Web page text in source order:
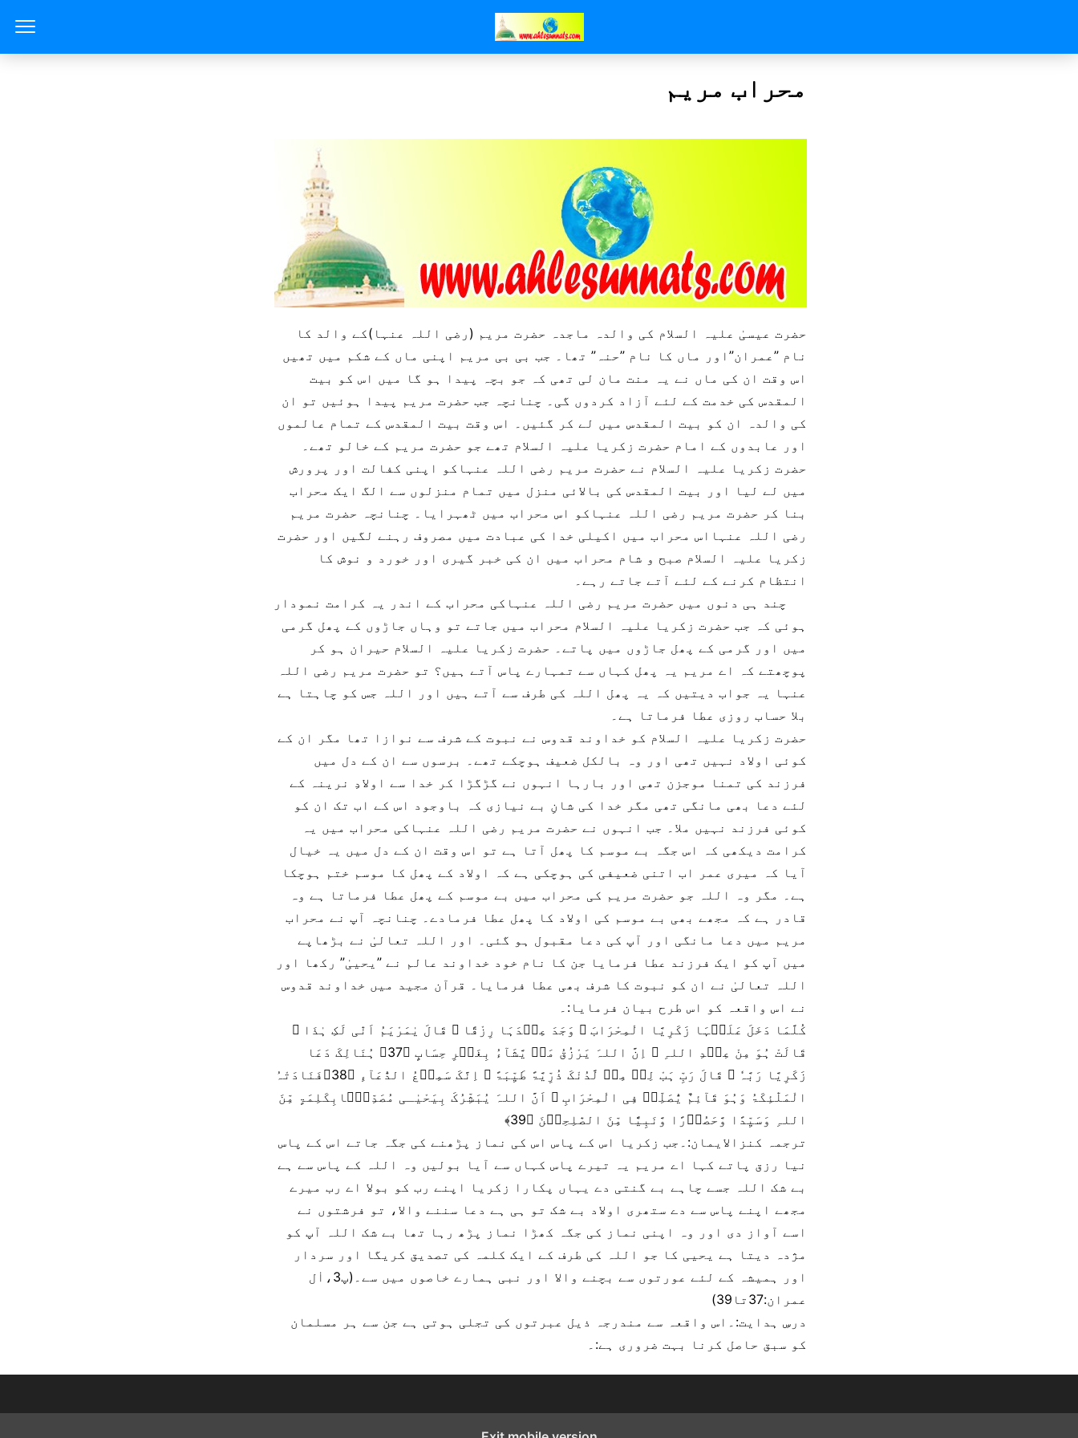
محراب مریم
حضرت عیسیٰ علیہ السلام کی والدہ ماجدہ حضرت مریم (رضی اللہ عنہا)کے والد کا
نام ”عمران”اور ماں کا نام ”حنہ” تھا۔ جب بی بی مریم اپنی ماں کے شکم میں تھیں
اس وقت ان کی ماں نے یہ منت مان لی تھی کہ جو بچہ پیدا ہو گا میں اس کو بیت
المقدس کی خدمت کے لئے آزاد کردوں گی۔ چنانچہ جب حضرت مریم پیدا ہوئیں تو ان
کی والدہ ان کو بیت المقدس میں لے کر گئیں۔ اس وقت بیت المقدس کے تمام عالموں
اور عابدوں کے امام حضرت زکریا علیہ السلام تھے جو حضرت مریم کے خالو تھے۔
حضرت زکریا علیہ السلام نے حضرت مریم رضی اللہ عنہاکو اپنی کفالت اور پرورش
میں لے لیا اور بیت المقدس کی بالائی منزل میں تمام منزلوں سے الگ ایک محراب
بنا کر حضرت مریم رضی اللہ عنہاکو اس محراب میں ٹھہرایا۔ چنانچہ حضرت مریم
رضی اللہ عنہااس محراب میں اکیلی خدا کی عبادت میں مصروف رہنے لگیں اور حضرت
زکریا علیہ السلام صبح و شام محراب میں ان کی خبر گیری اور خورد و نوش کا
انتظام کرنے کے لئے آتے جاتے رہے۔
چند ہی دنوں میں حضرت مریم رضی اللہ عنہاکی محراب کے اندر یہ کرامت نمودار
ہوئی کہ جب حضرت زکریا علیہ السلام محراب میں جاتے تو وہاں جاڑوں کے پھل گرمی
میں اور گرمی کے پھل جاڑوں میں پاتے۔ حضرت زکریا علیہ السلام حیران ہو کر
پوچھتے کہ اے مریم یہ پھل کہاں سے تمہارے پاس آتے ہیں؟ تو حضرت مریم رضی اللہ
عنہا یہ جواب دیتیں کہ یہ پھل اللہ کی طرف سے آتے ہیں اور اللہ جس کو چاہتا ہے
بلا حساب روزی عطا فرماتا ہے۔
حضرت زکریا علیہ السلام کو خداوند قدوس نے نبوت کے شرف سے نوازا تھا مگر ان کے
کوئی اولاد نہیں تھی اور وہ بالکل ضعیف ہوچکے تھے۔ برسوں سے ان کے دل میں
فرزند کی تمنا موجزن تھی اور بارہا انہوں نے گڑگڑا کر خدا سے اولادِ نرینہ کے
لئے دعا بھی مانگی تھی مگر خدا کی شانِ بے نیازی کہ باوجود اس کے اب تک ان کو
کوئی فرزند نہیں ملا۔ جب انہوں نے حضرت مریم رضی اللہ عنہاکی محراب میں یہ
کرامت دیکھی کہ اس جگہ بے موسم کا پھل آتا ہے تو اس وقت ان کے دل میں یہ خیال
آیا کہ میری عمر اب اتنی ضعیفی کی ہوچکی ہے کہ اولاد کے پھل کا موسم ختم ہوچکا
ہے۔ مگر وہ اللہ جو حضرت مریم کی محراب میں بے موسم کے پھل عطا فرماتا ہے وہ
قادر ہے کہ مجھے بھی بے موسم کی اولاد کا پھل عطا فرمادے۔ چنانچہ آپ نے محراب
مریم میں دعا مانگی اور آپ کی دعا مقبول ہو گئی۔ اور اللہ تعالیٰ نے بڑھاپے
میں آپ کو ایک فرزند عطا فرمایا جن کا نام خود خداوند عالم نے ”یحییٰ” رکھا اور
اللہ تعالیٰ نے ان کو نبوت کا شرف بھی عطا فرمایا۔ قرآن مجید میں خداوند قدوس
نے اس واقعہ کو اس طرح بیان فرمایا:۔
کُلَّمَا دَخَلَ عَلَیۡہَا زَکَرِیَّا الْمِحْرَابَ ۙ وَجَدَ عِنۡدَہَا رِزْقًا ۚ قَالَ یٰمَرْیَمُ اَنّٰی لَکِ ہٰذَا ؕ
قَالَتْ ہُوَ مِنْ عِنۡدِ اللہِ ؕ اِنَّ اللہَ یَرْزُقُ مَنۡ یَّشَآءُ بِغَیۡرِ حِسَابٍ ﴿37﴾ ہُنَالِکَ دَعَا
زَکَرِیَّا رَبَّہٗ ۚ قَالَ رَبِّ ہَبْ لِیۡ مِنۡ لَّدُنْکَ ذُرِّیَّۃً طَیِّبَۃً ۚ اِنَّکَ سَمِیۡعُ الدُّعَآءِ ﴿38﴾فَنَادَتْہُ
الْمَلٰٓئِکَۃُ وَہُوَ قَآئِمٌ یُّصَلِّیۡ فِی الْمِحْرَابِ ۙ اَنَّ اللہَ یُبَشِّرُکَ بِیَحْیٰـی مُصَدِّقًۢابِکَلِمَۃٍ مِّنَ
اللہِ وَسَیِّدًا وَّحَصُوۡرًا وَّنَبِیًّا مِّنَ الصّٰلِحِیۡنَ ﴿39﴾
ترجمہ کنزالایمان:۔جب زکریا اس کے پاس اس کی نماز پڑھنے کی جگہ جاتے اس کے پاس
نیا رزق پاتے کہا اے مریم یہ تیرے پاس کہاں سے آیا بولیں وہ اللہ کے پاس سے ہے
بے شک اللہ جسے چاہے بے گنتی دے یہاں پکارا زکریا اپنے رب کو بولا اے رب میرے
مجھے اپنے پاس سے دے ستھری اولاد بے شک تو ہی ہے دعا سننے والا، تو فرشتوں نے
اسے آواز دی اور وہ اپنی نماز کی جگہ کھڑا نماز پڑھ رہا تھا بے شک اللہ آپ کو
مژدہ دیتا ہے یحیی کا جو اللہ کی طرف کے ایک کلمہ کی تصدیق کریگا اور سردار
اور ہمیشہ کے لئے عورتوں سے بچنے والا اور نبی ہمارے خاصوں میں سے۔(پ3،اٰل
عمران:37تا39)
درسِ ہدایت:۔اس واقعہ سے مندرجہ ذیل عبرتوں کی تجلی ہوتی ہے جن سے ہر مسلمان
کو سبق حاصل کرنا بہت ضروری ہے:۔